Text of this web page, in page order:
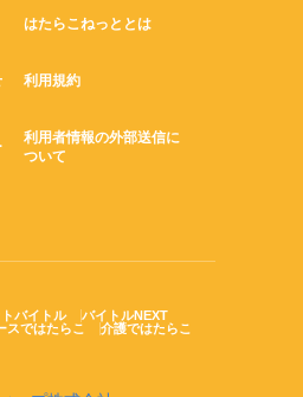
はたらこねっととは
利用規約
利用者情報の外部送信に
ついて
バイトル
バイトルNEXT
スではたらこ 介護ではたらこ